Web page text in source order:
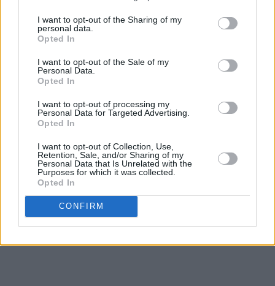
I want to opt-out of the Sharing of my
personal data.
Opted In
I want to opt-out of the Sale of my
Personal Data.
Opted In
I want to opt-out of processing my
Personal Data for Targeted Advertising.
Opted In
I want to opt-out of Collection, Use,
Retention, Sale, and/or Sharing of my
Personal Data that Is Unrelated with the
Purposes for which it was collected.
Opted In
CONFIRM